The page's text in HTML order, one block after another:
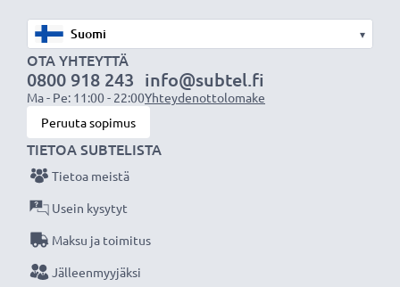
▾
OTA YHTEYTTÄ
0800 918 243
Ma - Pe: 11:00 - 22:00
info@subtel.fi
Yhteydenottolomake
Peruuta sopimus
TIETOA SUBTELISTA
Tietoa meistä
Usein kysytyt
Maksu ja toimitus
Jälleenmyyjäksi